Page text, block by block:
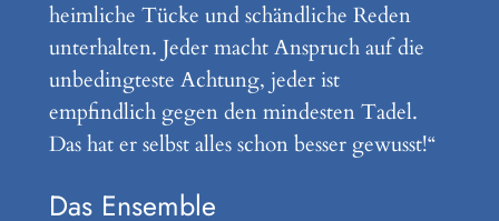
heimliche Tücke und schändliche Reden
unterhalten. Jeder macht Anspruch auf die
unbedingteste Achtung, jeder ist
empfindlich gegen den mindesten Tadel.
Das hat er selbst alles schon besser gewusst!“
Das Ensemble